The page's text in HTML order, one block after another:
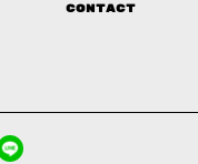
Contact